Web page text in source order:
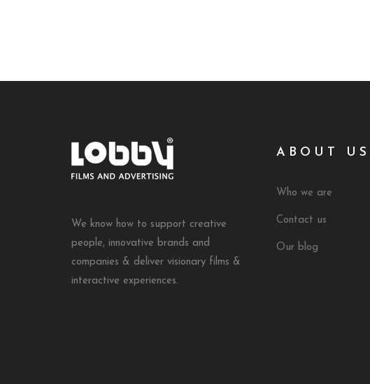
We know how to support creative
people, innovative brands and
companies & deliver visionary films &
interactive experiences.
ABOUT US
Who we are
Contact us
Our blog